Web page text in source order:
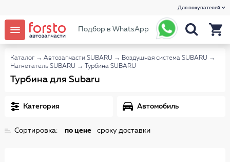
Для покупателей
Подбор в WhatsApp
Каталог → Автозапчасти SUBARU → Воздушная система SUBARU →
Нагнетатель SUBARU → Турбина SUBARU
Турбина для Subaru
Категория Автомобиль
Сортировка: по цене сроку доставки